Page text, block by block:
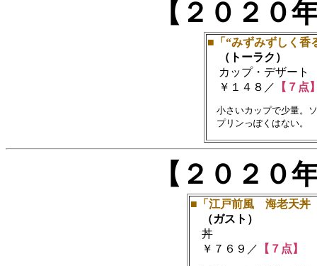
【２０２
■「“みずみずしく香
（トーラク）
カップ・デザート
￥１４８／
【７点
小さいカップで少量。
【２０２
■「江戸前風 海老天丼
（ガスト）
丼
￥７６９／
【７点】